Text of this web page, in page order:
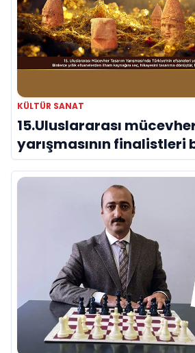
KÜLTÜR SANAT
15.Uluslararası
yarışmasının finalistleri